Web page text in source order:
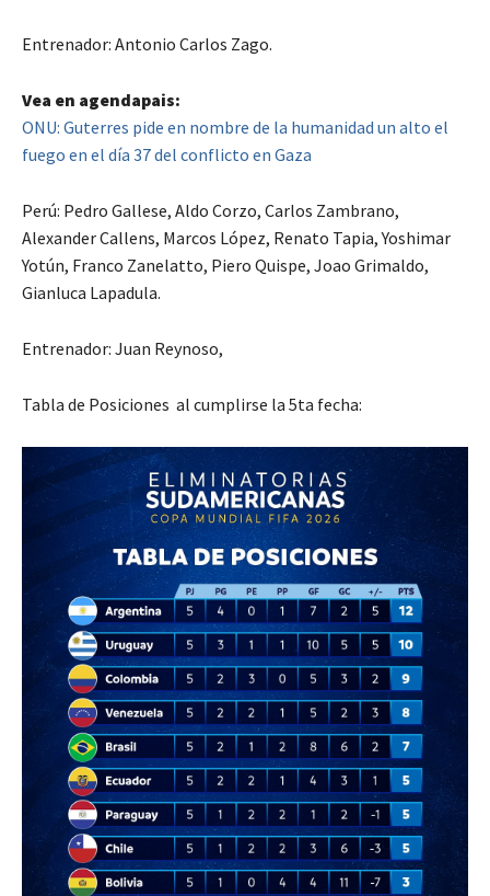
Entrenador: Antonio Carlos Zago.
Vea en agendapais:
ONU: Guterres pide en nombre de la humanidad un alto el
fuego en el día 37 del conflicto en Gaza
Perú: Pedro Gallese, Aldo Corzo, Carlos Zambrano,
Alexander Callens, Marcos López, Renato Tapia, Yoshimar
Yotún, Franco Zanelatto, Piero Quispe, Joao Grimaldo,
Gianluca Lapadula.
Entrenador: Juan Reynoso,
Tabla de Posiciones al cumplirse la 5ta fecha: